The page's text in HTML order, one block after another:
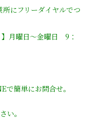
所にフリーダイヤルでつ
日〜金曜日 9：
で簡単にお問合せ。
い。